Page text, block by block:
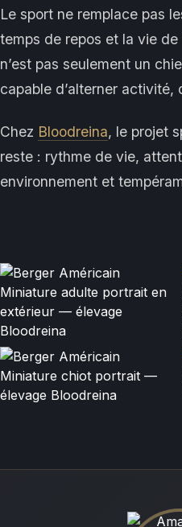
Le sport ne remplace pas
temps de repos et la vie
n’est pas seulement un
capable d’alterner activité,
Chez Bloodreina, le projet
reste : rythme de vie,
environnement et